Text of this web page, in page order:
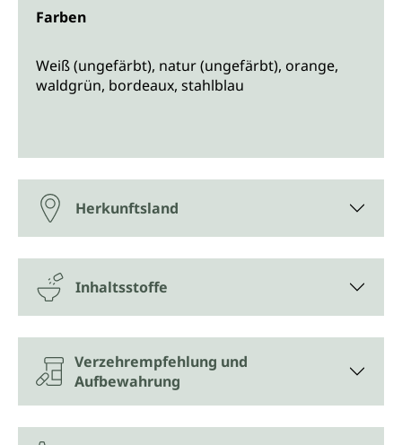
Farben
Weiß (ungefärbt), natur (ungefärbt), orange,
waldgrün, bordeaux, stahlblau
Herkunftsland
Inhaltsstoffe
Verzehrempfehlung und
Aufbewahrung